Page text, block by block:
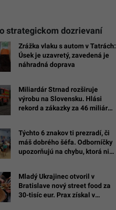
strategickom dozrievaní
Zrážka vlaku s autom v Tatrách:
Úsek je uzavretý, zavedená je
náhradná doprava
Miliardár Strnad rozširuje
výrobu na Slovensku. Hlási
rekord a zákazky za 46 miliárd
Týchto 6 znakov ti prezradí, či
máš dobrého šéfa. Odborníčky
upozorňujú na chybu, ktorá ničí
Mladý Ukrajinec otvoril v
Bratislave nový street food za
30-tisíc eur. Prax získal v